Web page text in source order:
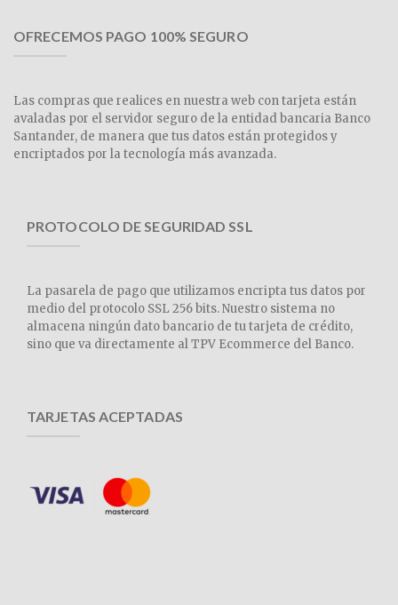
OFRECEMOS PAGO 100% SEGURO
Las compras que realices en nuestra web con tarjeta están
avaladas por el servidor seguro de la entidad bancaria Banco
Santander, de manera que tus datos están protegidos y
encriptados por la tecnología más avanzada.
PROTOCOLO DE SEGURIDAD SSL
La pasarela de pago que utilizamos encripta tus datos por
medio del protocolo SSL 256 bits. Nuestro sistema no
almacena ningún dato bancario de tu tarjeta de crédito,
sino que va directamente al TPV Ecommerce del Banco.
TARJETAS ACEPTADAS